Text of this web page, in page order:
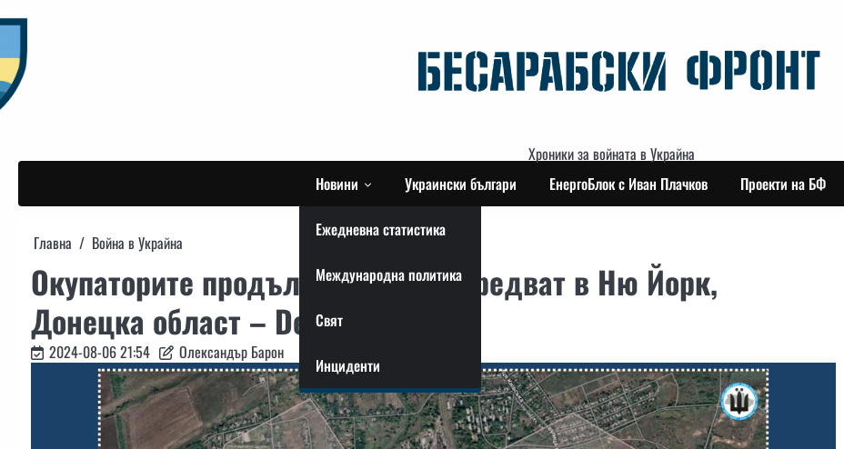
to
content
Хроники за войната в Украйна
Новини
Ежедневна статистика
Международна политика
Свят
Инциденти
Украински българи ЕнергоБлок с Иван Плачков Проекти на БФ
Главна Война в Украйна
Окупаторите продължават да напредват в Ню Йорк,
Донецка област – DeepState
2024-08-06 21:54 Олександър Барон